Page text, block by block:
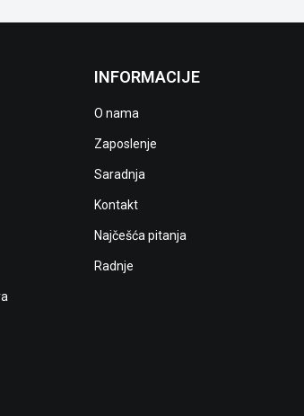
INFORMACIJE
O nama
Zaposlenje
Saradnja
Kontakt
Najčešća pitanja
Radnje